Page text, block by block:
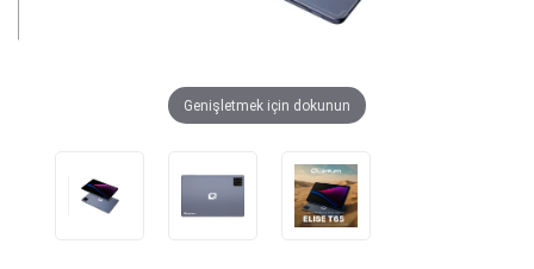
Genişletmek için dokunun